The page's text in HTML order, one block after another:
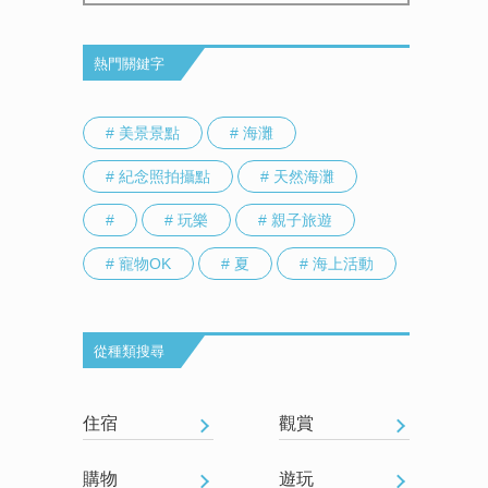
熱門關鍵字
# 美景景點 # 海灘
# 紀念照拍攝點 # 天然海灘
# # 玩樂 # 親子旅遊
# 寵物OK # 夏 # 海上活動
從種類搜尋
住宿 觀賞
購物 遊玩